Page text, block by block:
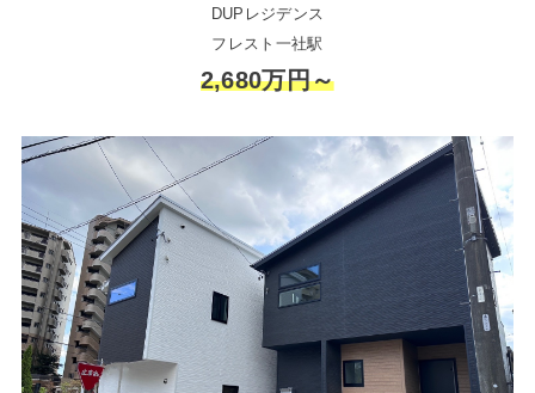
DUPレジデンス
フレスト一社駅
2,680万円～